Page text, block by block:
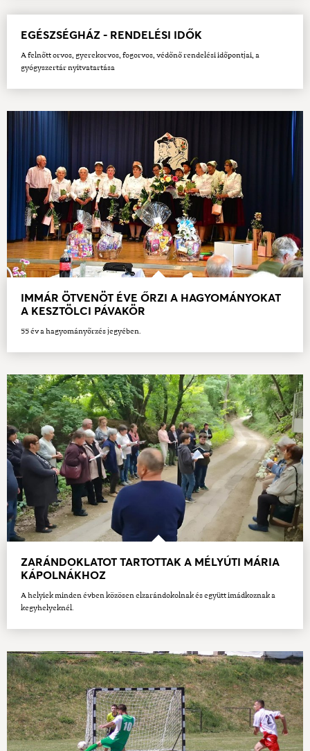
EGÉSZSÉGHÁZ - RENDELÉSI IDŐK
A felnőtt orvos, gyerekorvos, fogorvos, védőnő rendelési időpontjai, a
gyógyszertár nyitvatartása
IMMÁR ÖTVENÖT ÉVE ŐRZI A HAGYOMÁNYOKAT
A KESZTÖLCI PÁVAKÖR
55 év a hagyományőrzés jegyében.
ZARÁNDOKLATOT TARTOTTAK A MÉLYÚTI MÁRIA
KÁPOLNÁKHOZ
A helyiek minden évben közösen elzarándokolnak és együtt imádkoznak a
kegyhelyeknél.